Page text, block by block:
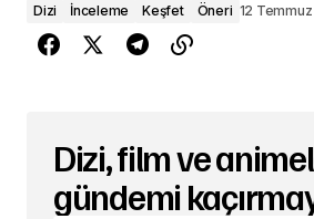
Dizi İnceleme Keşfet Öneri 12
Dizi, film ve
gündemi